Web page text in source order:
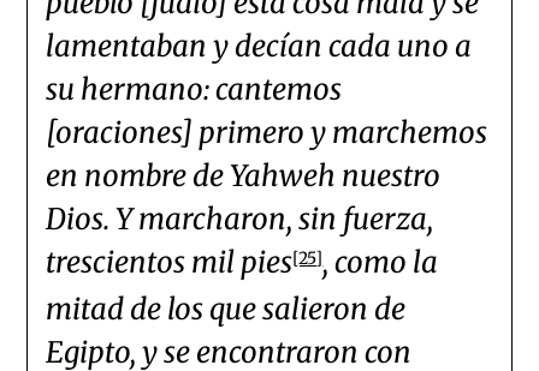
lamentaban y decían cada uno a
su hermano: cantemos
[oraciones] primero y marchemos
en nombre de Yahweh nuestro
Dios. Y marcharon, sin fuerza,
trescientos mil pies[25], como la
mitad de los que salieron de
Egipto, y se encontraron con